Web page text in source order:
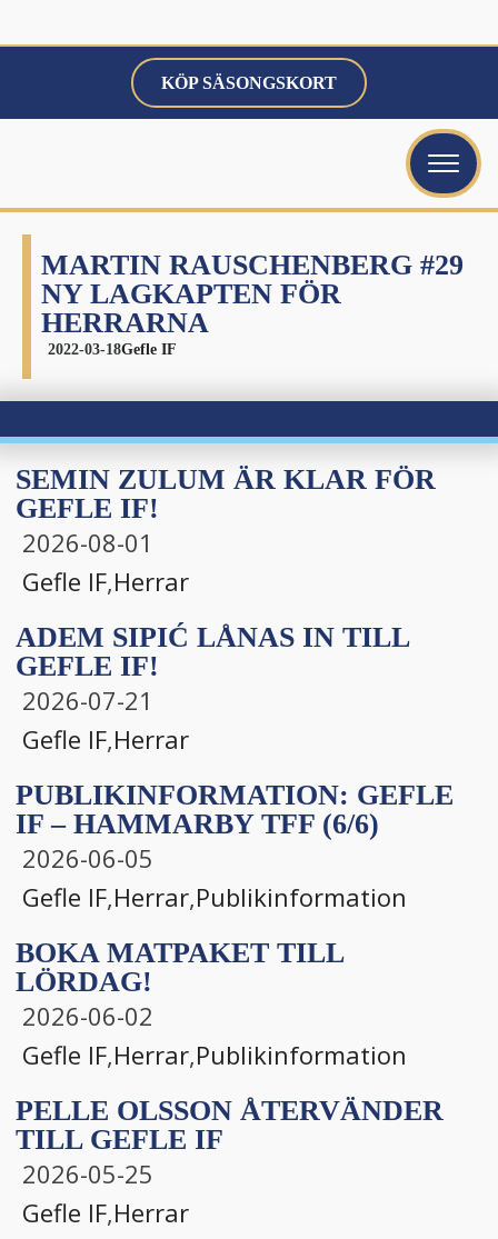
KÖP SÄSONGSKORT
MARTIN RAUSCHENBERG #29
NY LAGKAPTEN FÖR
HERRARNA
2022-03-18Gefle IF
SEMIN ZULUM ÄR KLAR FÖR
GEFLE IF!
2026-08-01
Gefle IF,Herrar
ADEM SIPIĆ LÅNAS IN TILL
GEFLE IF!
2026-07-21
Gefle IF,Herrar
PUBLIKINFORMATION: GEFLE
IF – HAMMARBY TFF (6/6)
2026-06-05
Gefle IF,Herrar,Publikinformation
BOKA MATPAKET TILL
LÖRDAG!
2026-06-02
Gefle IF,Herrar,Publikinformation
PELLE OLSSON ÅTERVÄNDER
TILL GEFLE IF
2026-05-25
Gefle IF,Herrar